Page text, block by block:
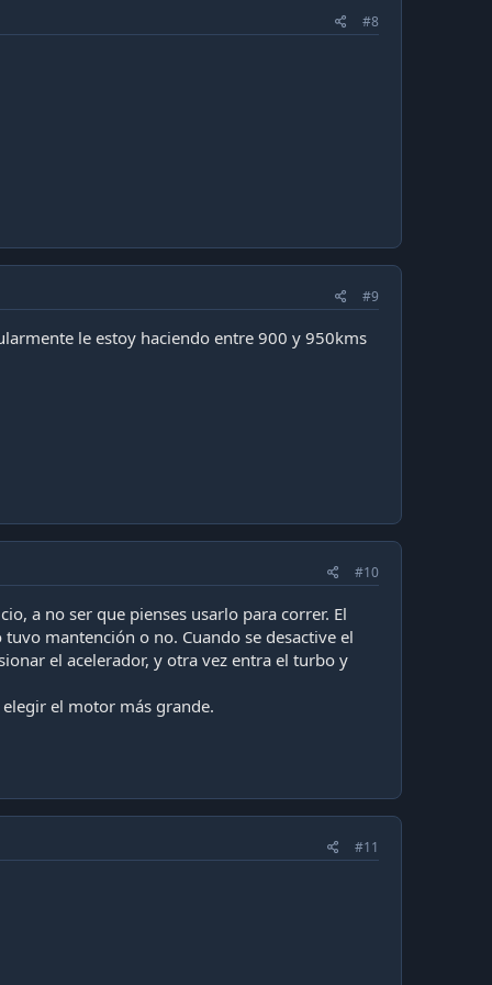
#8
#9
le estoy haciendo entre 900 y 950kms
#10
a no ser que pienses usarlo para correr. El
mantención o no. Cuando se desactive el
el acelerador, y otra vez entra el turbo y
el motor más grande.
#11